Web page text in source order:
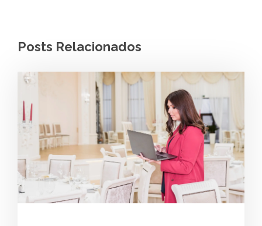
Posts Relacionados